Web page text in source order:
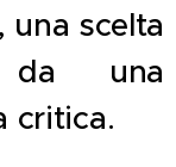
una scelta
da una
critica.